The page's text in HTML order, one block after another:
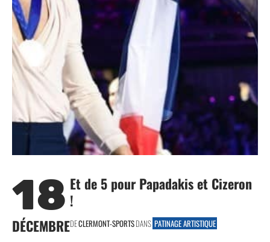
18
DÉCEMBRE
Et de 5 pour Papadakis et Cizeron
!
DECLERMONT-SPORTSDANS PATINAGE ARTISTIQUE